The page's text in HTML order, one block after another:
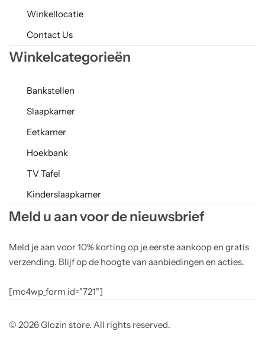
Winkellocatie
Contact Us
Winkelcategorieën
Bankstellen
Slaapkamer
Eetkamer
Hoekbank
TV Tafel
Kinderslaapkamer
Meld u aan voor de nieuwsbrief
Meld je aan voor 10% korting op je eerste aankoop en gratis
verzending. Blijf op de hoogte van aanbiedingen en acties.
[mc4wp_form id="721"]
© 2026 Glozin store. All rights reserved.